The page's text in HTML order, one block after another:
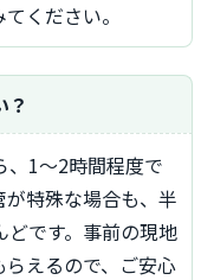
ください。
？
特殊な場合も、半
どです。事前の現地
えるので、ご安心